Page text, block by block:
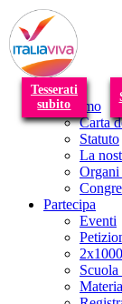
Tesserati
subito
Chi siamo
Carta
Statuto
La
Organi
Partecipa
Eventi